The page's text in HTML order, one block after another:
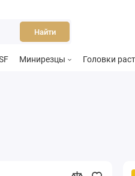
Найти
Минирезцы Головки